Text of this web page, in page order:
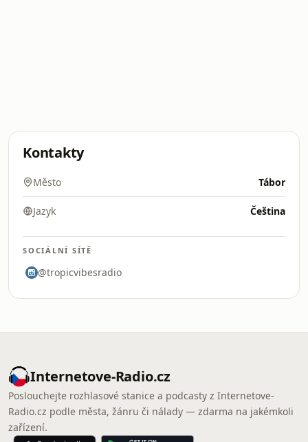
Kontakty
Město Tábor
Jazyk Čeština
SOCIÁLNÍ SÍTĚ
@tropicvibesradio
Internetove-Radio.cz
Poslouchejte rozhlasové stanice a podcasty z Internetove-
Radio.cz podle města, žánru či nálady — zdarma na jakémkoli
zařízení.